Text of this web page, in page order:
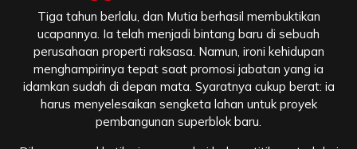
Tiga tahun berlalu, dan Mutia berhasil membuktikan
ucapannya. Ia telah menjadi bintang baru di sebuah
perusahaan properti raksasa. Namun, ironi kehidupan
menghampirinya tepat saat promosi jabatan yang ia
idamkan sudah di depan mata. Syaratnya cukup berat: ia
harus menyelesaikan sengketa lahan untuk proyek
pembangunan superblok baru.